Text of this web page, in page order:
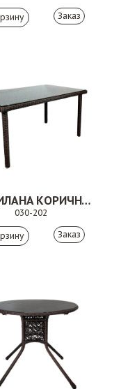
Заказ
СТОЛ ИЛАНА КОРИЧНЕВЫЙ
030-202
Заказ